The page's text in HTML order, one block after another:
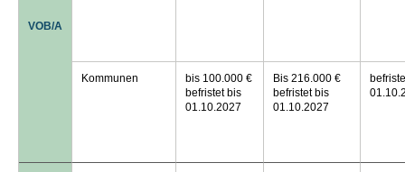
VOB/A
Kommunen
bis 100.000 €
befristet bis
01.10.2027
Bis 216.000 €
befristet bis
01.10.2027